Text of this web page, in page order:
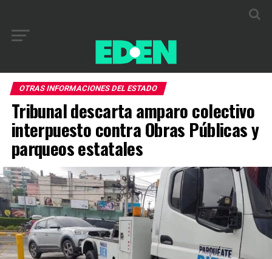
OTRAS INFORMACIONES DEL ESTADO
Tribunal descarta amparo colectivo
interpuesto contra Obras Públicas y
parqueos estatales